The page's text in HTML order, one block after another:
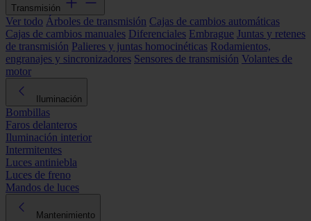
Transmisión
Ver todo Árboles de transmisión Cajas de cambios automáticas
Cajas de cambios manuales Diferenciales Embrague Juntas y retenes
de transmisión Palieres y juntas homocinéticas Rodamientos,
engranajes y sincronizadores Sensores de transmisión Volantes de
motor
Iluminación
Bombillas
Faros delanteros
Iluminación interior
Intermitentes
Luces antiniebla
Luces de freno
Mandos de luces
Mantenimiento